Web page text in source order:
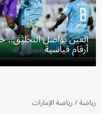
العين يواصل التحليق..
أرقام قياسية
رياضة/رياضة الإمارات